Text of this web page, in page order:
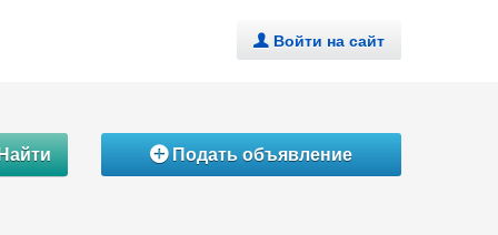
. Войти на сайт
ÁПодать объявление